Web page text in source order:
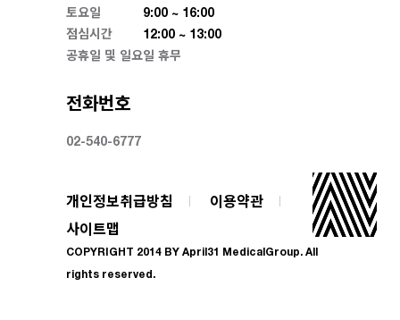
토요일
9:00 ~ 16:00
점심시간
12:00 ~ 13:00
공휴일 및 일요일 휴무
전화번호
02-540-6777
개인정보취급방침
이용약관
사이트맵
COPYRIGHT 2014 BY April31 MedicalGroup. All
rights reserved.